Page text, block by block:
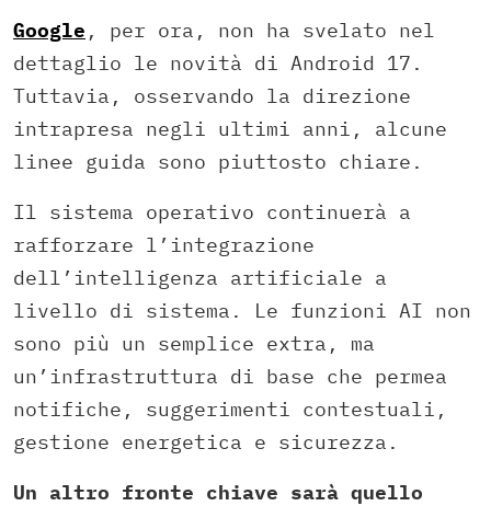
Google , per ora, non ha svelato nel
dettaglio le novità di Android 17.
Tuttavia, osservando la direzione
intrapresa negli ultimi anni, alcune
linee guida sono piuttosto chiare.
Il sistema operativo continuerà a
rafforzare l’integrazione
dell’intelligenza artificiale a
livello di sistema. Le funzioni AI non
sono più un semplice extra, ma
un’infrastruttura di base che permea
notifiche, suggerimenti contestuali,
gestione energetica e sicurezza.
Un altro fronte chiave sarà quello